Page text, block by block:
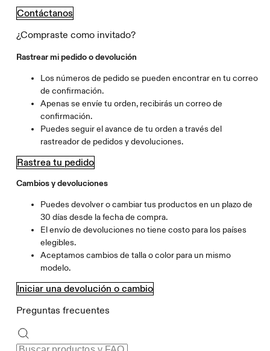
Contáctanos
¿Compraste como invitado?
Rastrear mi pedido o devolución
Los números de pedido se pueden encontrar en tu correo
de confirmación.
Apenas se envíe tu orden, recibirás un correo de
confirmación.
Puedes seguir el avance de tu orden a través del
rastreador de pedidos y devoluciones.
Rastrea tu pedido
Cambios y devoluciones
Puedes devolver o cambiar tus productos en un plazo de
30 días desde la fecha de compra.
El envío de devoluciones no tiene costo para los países
elegibles.
Aceptamos cambios de talla o color para un mismo
modelo.
Iniciar una devolución o cambio
Preguntas frecuentes